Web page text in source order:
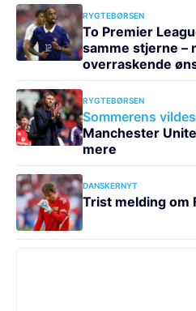
RYGTEBØRSEN
To Premier
samme stjerne –
overraskende
RYGTEBØRSEN
Sommerens
Manchester
mere
DANSKERNYT
Trist melding om